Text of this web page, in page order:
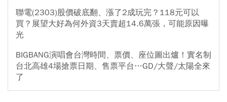
聯電(2303)股價破底翻、漲了2成玩完？118元可以
買？展望大好為何外資3天賣超14.6萬張，可能原因曝
光
BIGBANG演唱會台灣時間、票價、座位圖出爐！實名制
台北高雄4場搶票日期、售票平台…GD/大聲/太陽全來
了